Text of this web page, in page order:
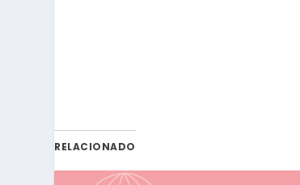
RELACIONADO